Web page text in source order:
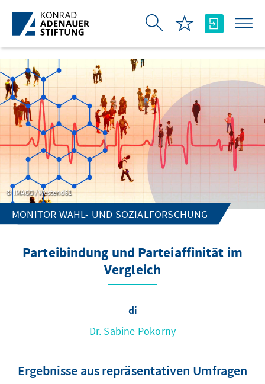
Skip to Main Content
IMAGO / Westend61
MONITOR WAHL- UND SOZIALFORSCHUNG
Parteibindung und Parteiaffinität im
Vergleich
di
Dr. Sabine Pokorny
Ergebnisse aus repräsentativen Umfragen